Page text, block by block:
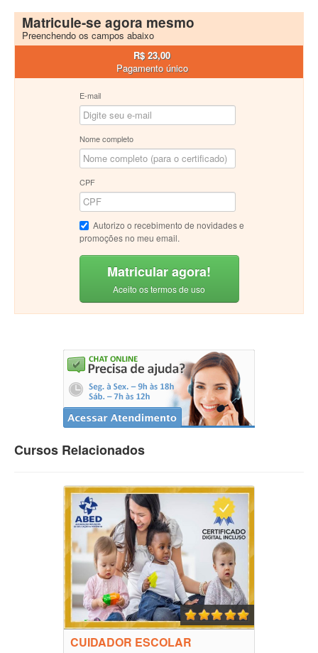
Matricule-se agora mesmo
Preenchendo os campos abaixo
R$ 23,00
Pagamento único
E-mail
Nome completo
CPF
Autorizo o recebimento de novidades e
promoções no meu email.
Matricular agora!
Aceito os termos de uso
Cursos Relacionados
CUIDADOR ESCOLAR